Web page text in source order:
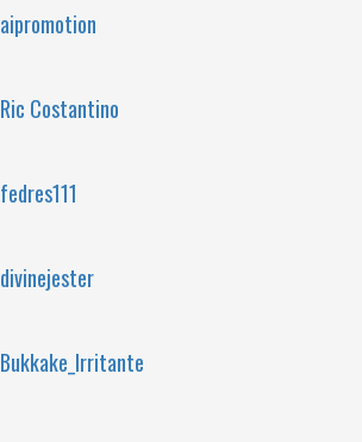
aipromotion
Ric Costantino
fedres111
divinejester
Bukkake_Irritante